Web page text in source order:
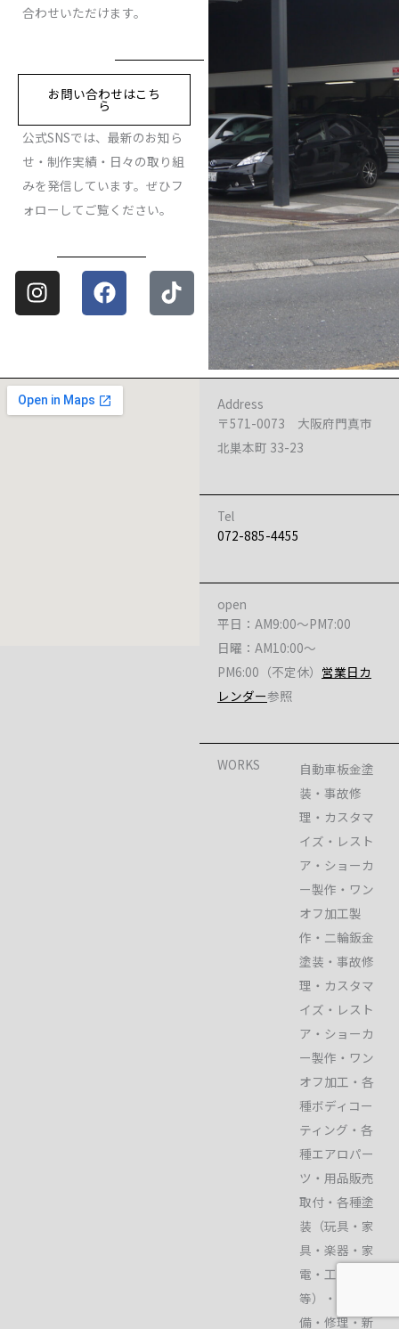
合わせいただけます。
お問い合わせはこち
ら
公式SNSでは、最新のお知ら
せ・制作実績・日々の取り組
みを発信しています。ぜひフ
ォローしてご覧ください。
InstagramFacebookTiktok
Address
〒571-0073 大阪府門真市
北巣本町 33-23
Tel
072-885-4455
open
平日：AM9:00～PM7:00
日曜：AM10:00～
PM6:00（不定休） 営業日カ
レンダー参照
WORKS
自動車板金塗
装・事故修
理・カスタマ
イズ・レスト
ア・ショーカ
ー製作・ワン
オフ加工製
作・二輪鈑金
塗装・事故修
理・カスタマ
イズ・レスト
ア・ショーカ
ー製作・ワン
オフ加工・各
種ボディコー
ティング・各
種エアロパー
ツ・用品販売
取付・各種塗
装（玩具・家
具・楽器・家
電・工業製品
等）・車検整
備・修理・新